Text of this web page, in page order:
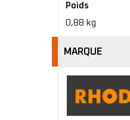
Poids
0,88 kg
MARQUE